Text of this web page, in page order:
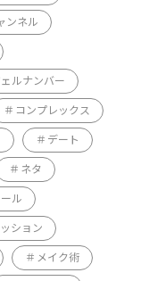
ンネル
ルナンバー
コンプレックス
デート
ネタ
ル
ション
メイク術